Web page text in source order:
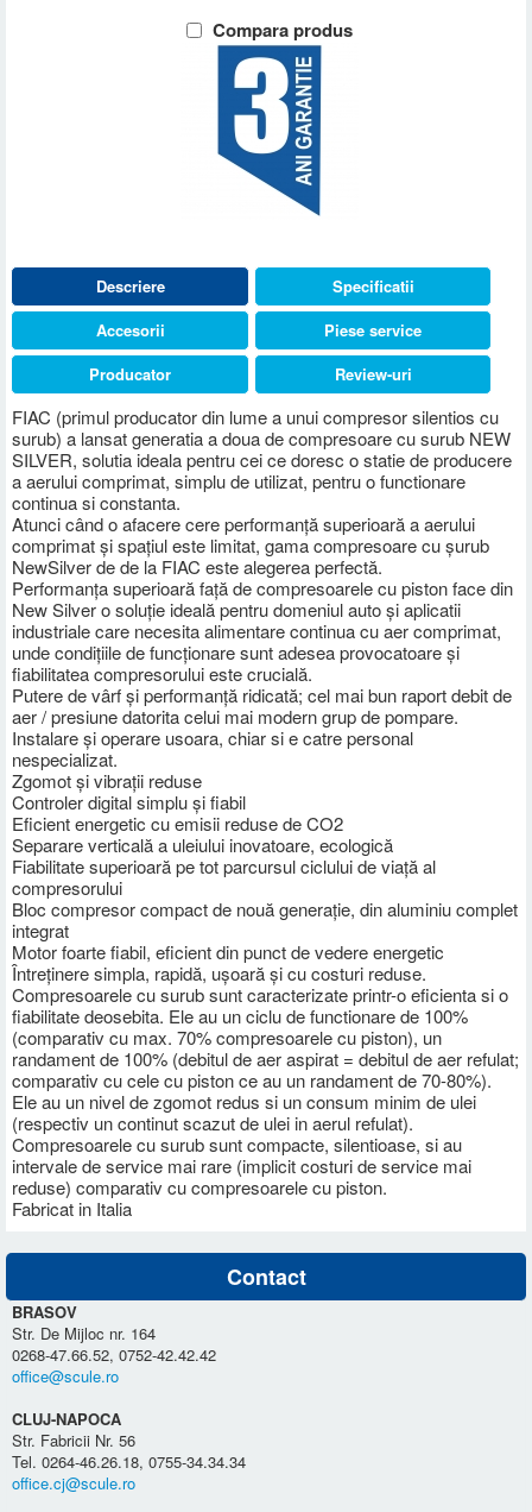
Compara produs
Descriere
FIAC (primul producator din lume a unui compresor silentios cu
surub) a lansat generatia a doua de compresoare cu surub NEW
SILVER, solutia ideala pentru cei ce doresc o statie de producere
a aerului comprimat, simplu de utilizat, pentru o functionare
continua si constanta.
Atunci când o afacere cere performanță superioară a aerului
comprimat și spațiul este limitat, gama compresoare cu șurub
NewSilver de de la FIAC este alegerea perfectă.
Performanța superioară față de compresoarele cu piston face din
New Silver o soluție ideală pentru domeniul auto și aplicatii
industriale care necesita alimentare continua cu aer comprimat,
unde condițiile de funcționare sunt adesea provocatoare și
fiabilitatea compresorului este crucială.
Putere de vârf și performanță ridicată; cel mai bun raport debit de
aer / presiune datorita celui mai modern grup de pompare.
Instalare și operare usoara, chiar si e catre personal
nespecializat.
Zgomot și vibrații reduse
Controler digital simplu și fiabil
Eficient energetic cu emisii reduse de CO2
Separare verticală a uleiului inovatoare, ecologică
Fiabilitate superioară pe tot parcursul ciclului de viață al
compresorului
Bloc compresor compact de nouă generație, din aluminiu complet
integrat
Motor foarte fiabil, eficient din punct de vedere energetic
Întreținere simpla, rapidă, ușoară și cu costuri reduse.
Compresoarele cu surub sunt caracterizate printr-o eficienta si o
fiabilitate deosebita. Ele au un ciclu de functionare de 100%
(comparativ cu max. 70% compresoarele cu piston), un
randament de 100% (debitul de aer aspirat = debitul de aer refulat;
comparativ cu cele cu piston ce au un randament de 70-80%).
Ele au un nivel de zgomot redus si un consum minim de ulei
(respectiv un continut scazut de ulei in aerul refulat).
Compresoarele cu surub sunt compacte, silentioase, si au
intervale de service mai rare (implicit costuri de service mai
reduse) comparativ cu compresoarele cu piston.
Fabricat in Italia
Specificatii
Accesorii
Piese service
Producator
Review-uri
Contact
BRASOV
Str. De Mijloc nr. 164
0268-47.66.52, 0752-42.42.42
office@scule.ro
CLUJ-NAPOCA
Str. Fabricii Nr. 56
Tel. 0264-46.26.18, 0755-34.34.34
office.cj@scule.ro